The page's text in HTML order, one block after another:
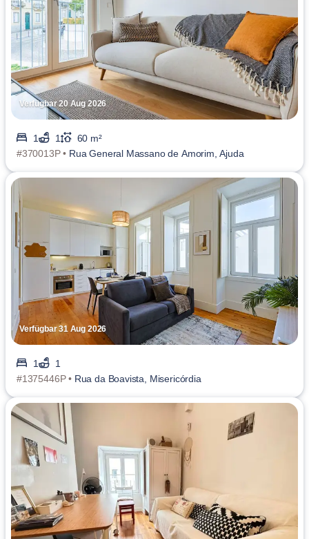
Verfügbar 20 Aug 2026
1 1
60 m²
#370013P • Rua General Massano de Amorim, Ajuda
Verfügbar 31 Aug 2026
1
1
#1375446P • Rua da Boavista, Misericórdia